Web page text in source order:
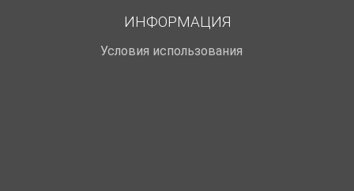
ИНФОРМАЦИЯ
Условия использования